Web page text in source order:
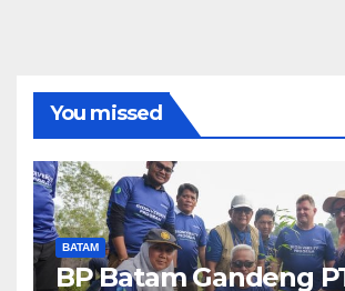
You missed
BATAM
BP Batam Gandeng